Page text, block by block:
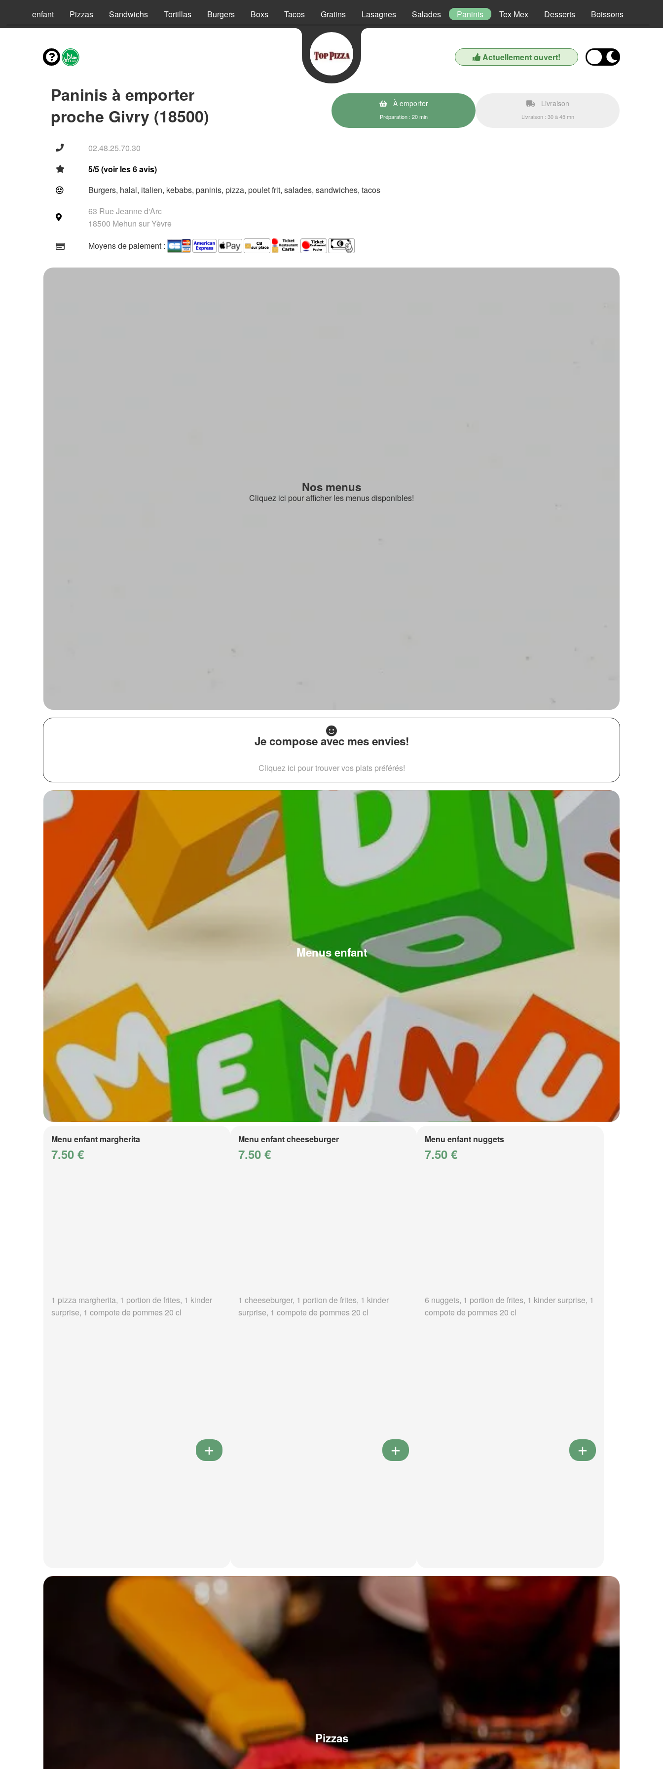
Menus enfant Pizzas Sandwichs Tortillas Burgers Boxs Tacos Gratins Lasagnes Salades Paninis Tex Mex Desserts Boissons
Actuellement ouvert!
Paninis à emporter
proche Givry (18500)
À emporter
Préparation : 20 min
Livraison
Livraison : 30 à 45 mn
02.48.25.70.30
5/5 (voir les 6 avis)
Burgers, halal, italien, kebabs, paninis, pizza, poulet frit, salades, sandwiches, tacos
63 Rue Jeanne d'Arc
18500 Mehun sur Yèvre
Moyens de paiement :
Nos menus
Cliquez ici pour afficher les menus disponibles!
Je compose avec mes envies!
Cliquez ici pour trouver vos plats préférés!
Menus enfant
Menu enfant margherita
7.50 €
1 pizza margherita, 1 portion de frites, 1 kinder
surprise, 1 compote de pommes 20 cl
Menu enfant cheeseburger
7.50 €
1 cheeseburger, 1 portion de frites, 1 kinder
surprise, 1 compote de pommes 20 cl
Menu enfant nuggets
7.50 €
6 nuggets, 1 portion de frites, 1 kinder surprise, 1
compote de pommes 20 cl
Pizzas